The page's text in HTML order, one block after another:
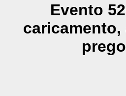
Evento
caricamento,